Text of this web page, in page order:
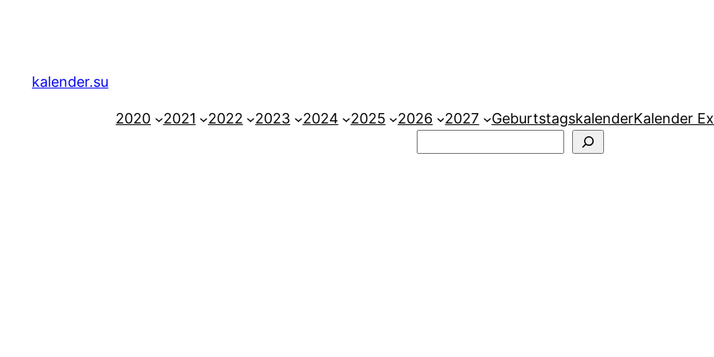
kalender.su
2020 2021 2022 2023 2024 2025 2026 2027 GeburtstagskalenderKalender